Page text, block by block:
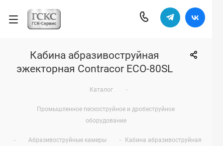
Кабина абразивоструйная
эжекторная Contracor ECO-80SL
Каталог -
Промышленное пескоструйное и дробеструйное
оборудование
- Абразивоструйные камеры - Кабина абразивоструйная